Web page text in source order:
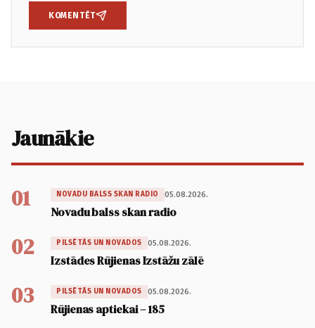
KOMENTĒT
Jaunākie
01 NOVADU BALSS SKAN RADIO 05.08.2026.
Novadu balss skan radio
02 PILSĒTĀS UN NOVADOS 05.08.2026.
Izstādes Rūjienas Izstāžu zālē
03 PILSĒTĀS UN NOVADOS 05.08.2026.
Rūjienas aptiekai – 185